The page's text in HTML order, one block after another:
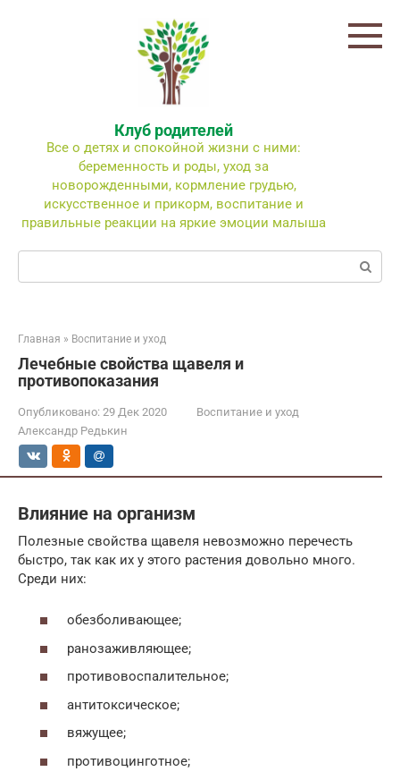
Клуб родителей
Все о детях и спокойной жизни с ними:
беременность и роды, уход за
новорожденными, кормление грудью,
искусственное и прикорм, воспитание и
правильные реакции на яркие эмоции малыша
Поиск:
Главная » Воспитание и уход
Лечебные свойства щавеля и
противопоказания
Опубликовано: 29 Дек 2020
Воспитание и уход
Александр Редькин
Влияние на организм
Полезные свойства щавеля невозможно перечесть
быстро, так как их у этого растения довольно много.
Среди них:
обезболивающее;
ранозаживляющее;
противовоспалительное;
антитоксическое;
вяжущее;
противоцинготное;